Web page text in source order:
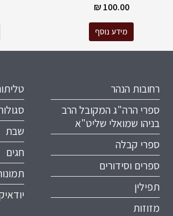
100.00
₪
מידע נוסף
רחובות הנהר
ספרי הרה"ג המקובל הרב
בניהו שמואלי שליט"א
ספרי קבלה
ספרים וסידורים
תפילין
מזוזות
שבת
חגים